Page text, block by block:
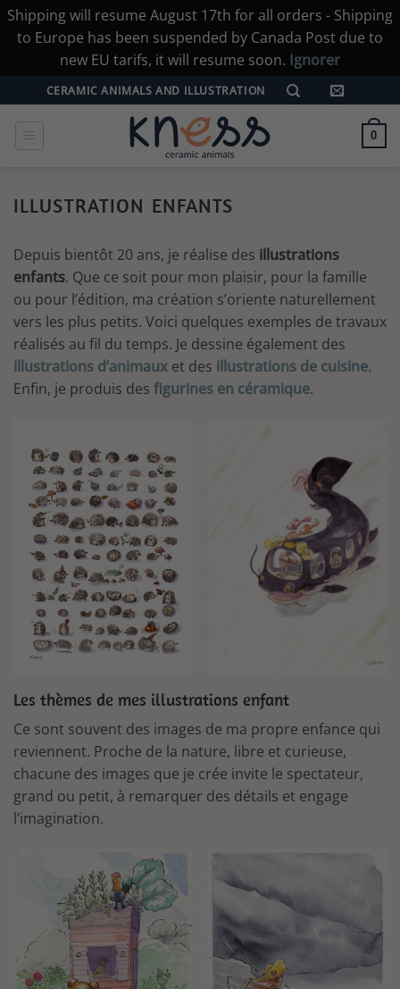
Shipping will resume August 17th for all orders - Shipping
to Europe has been suspended by Canada Post due to
new EU tarifs, it will resume soon. Ignorer
au
contenu
CERAMIC ANIMALS AND ILLUSTRATION
0
ILLUSTRATION ENFANTS
Depuis bientôt 20 ans, je réalise des illustrations
enfants. Que ce soit pour mon plaisir, pour la famille
ou pour l’édition, ma création s’oriente naturellement
vers les plus petits. Voici quelques exemples de travaux
réalisés au fil du temps. Je dessine également des
illustrations d’animaux et des illustrations de cuisine.
Enfin, je produis des figurines en céramique.
Hérissons
Les thèmes de mes illustrations enfant
Ce sont souvent des images de ma propre enfance qui
reviennent. Proche de la nature, libre et curieuse,
chacune des images que je crée invite le spectateur,
grand ou petit, à remarquer des détails et engage
l’imagination.